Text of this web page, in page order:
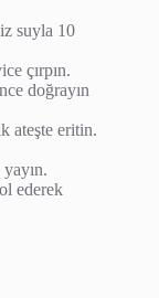
suyla 10
çırpın.
doğrayın
ateşte eritin.
ederek